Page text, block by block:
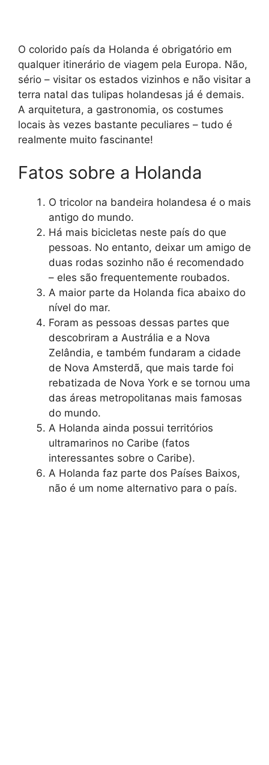
O colorido país da Holanda é obrigatório em
qualquer itinerário de viagem pela Europa. Não,
sério – visitar os estados vizinhos e não visitar a
terra natal das tulipas holandesas já é demais.
A arquitetura, a gastronomia, os costumes
locais às vezes bastante peculiares – tudo é
realmente muito fascinante!
Fatos sobre a Holanda
O tricolor na bandeira holandesa é o mais
antigo do mundo.
Há mais bicicletas neste país do que
pessoas. No entanto, deixar um amigo de
duas rodas sozinho não é recomendado
– eles são frequentemente roubados.
A maior parte da Holanda fica abaixo do
nível do mar.
Foram as pessoas dessas partes que
descobriram a Austrália e a Nova
Zelândia, e também fundaram a cidade
de Nova Amsterdã, que mais tarde foi
rebatizada de Nova York e se tornou uma
das áreas metropolitanas mais famosas
do mundo.
A Holanda ainda possui territórios
ultramarinos no Caribe (fatos
interessantes sobre o Caribe).
A Holanda faz parte dos Países Baixos,
não é um nome alternativo para o país.